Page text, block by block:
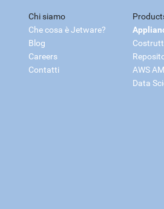
Chi siamo
Che cosa è Jetware?
Blog
Careers
Contatti
AWS
Data